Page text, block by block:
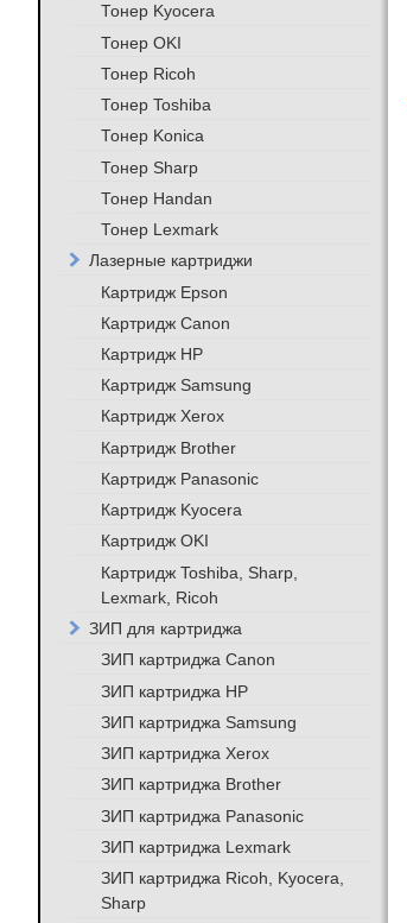
Тонер Kyocera
Тонер OKI
Тонер Ricoh
Тонер Toshiba
Тонер Konica
Тонер Sharp
Тонер Handan
Тонер Lexmark
Лазерные картриджи
Картридж Epson
Картридж Canon
Картридж HP
Картридж Samsung
Картридж Xerox
Картридж Brother
Картридж Panasonic
Картридж Kyocera
Картридж OKI
Картридж Toshiba, Sharp,
Lexmark, Ricoh
ЗИП для картриджа
ЗИП картриджа Canon
ЗИП картриджа HP
ЗИП картриджа Samsung
ЗИП картриджа Xerox
ЗИП картриджа Brother
ЗИП картриджа Panasonic
ЗИП картриджа Lexmark
ЗИП картриджа Ricoh, Kyocera,
Sharp